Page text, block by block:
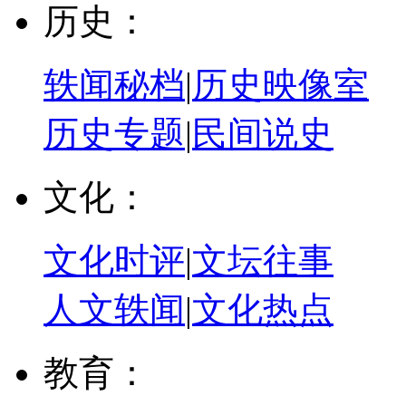
历史：
轶闻秘档|历史映像室
历史专题| 民间说史
文化：
文化时评|文坛往事
人文轶闻|文化热点
教育：